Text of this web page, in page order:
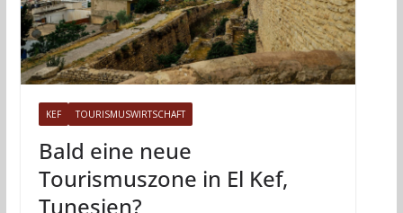
KEF TOURISMUSWIRTSCHAFT
Bald eine neue
Tourismuszone in El Kef,
Tunesien?